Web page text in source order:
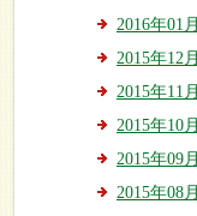
2016年01月
2015年12月
2015年11月
2015年10月
2015年09月
2015年08月